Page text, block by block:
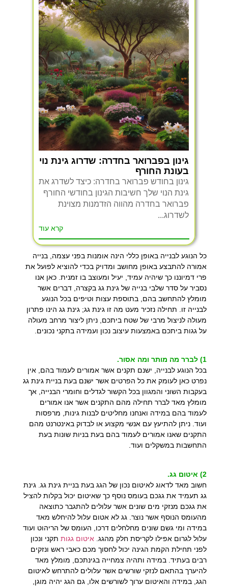
כל הנוגע לבנייה באופן כללי הינה אומנות בפני עצמה, בנייה
אמורה להתבצע באופן מחושב ומדויק בכדי להוציא לפועל את
פרי דמיוננו כך שיהיה עמיד, יעיל ומעוצב בו זמנית. כאן אנו
נסביר על סדר שלבי בנייה של גינת גג בקצרה, דברים אשר
מומלץ להתחשב בהם, בתוספת עצות וטיפים בכל הנוגע
לבנייה זו. תחילה נזכיר מעט מה זו גינת גג; גינת גג הינו פתרון
מעולה לניצול מרבי של שטח ביתכם, ניתן ליצור מרחב מעולה
על גגות ביתכם באמצעות עיצוב נכון ועמידה בתקני נכונים.
1) לברר מה מותר ומה אסור.
בכל הנוגע לבנייה, ישנם תקנים אשר אמורים לעמוד בהם, אין
נפרט כאן לעומק את כל הפרטים אשר ישנם בעת בניית גינת גג
בעקבות השוני והמגוון בכל הקשור לגדלים וחומרי הבנייה, אך
מומלץ מאד לברר תחילה מהם התקנים אשר אנו אמורים
לעמוד בהם במידה ואנחנו מחליטים לבנות גינות, מרפסות
ועוד. ניתן להתיעץ עם אנשי מקצוע או לבדוק באינטרנט מהם
התקנים שאנו אמורים לעמוד בהם בעת בניות שונות בעת
התחשבות במשקלים ועוד.
2) איטום גג.
חשוב מאד לדאוג לאיטום נכון של הגג בעת בניית גינת גג. גינת
גג תעמיד את גגכם בעומס נוסף כך שאיטום יכול בקלות להציל
את גגכם מנזקי מים שונים אשר עלולים להתגבר כתוצאה
מהעומס הנוסף אשר נוצר. גג לא אטום עלול להיחלש מאד
במידה ומי גשם שונים מחלחלים דרכו, העומס של הריהוט ועוד
עלול לגרום אפילו לקריסת חלק מהגג. איטום גגות תקני ונכון
לפני תחילת הקמת הגינה יכול לחסוך מכם כאבי ראש ונזקים
רבים בעתיד. במידה ותהיה צמחייה בגינתכם, מומלץ מאד
להיערך בהתאם לנזקי שורשים אשר עלולים להתרחש לאיטום
הגג, במידה והאיטום ערוך לשורשים אלו, גם הגג יהיה מוגן,
גינון בפברואר בחדרה: שדרוג גינת נוי
בעונת החורף
גינון בחודש פברואר בחדרה: כיצד לשדרג את
גינת הנוי שלך חשיבות הגינון בחודשי החורף
פברואר בחדרה מהווה הזדמנות מצוינת
לשדרוג...
קרא עוד